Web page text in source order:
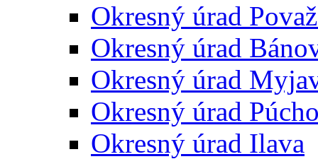
Okresný úrad
Okresný úrad
Okresný úrad
Okresný úrad
Okresný úrad Ilava